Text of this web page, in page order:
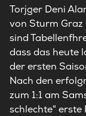
Torjger Deni
von Sturm
sind
dass das heute
der ersten
Nach den
zum 1:1 am
schlechte"